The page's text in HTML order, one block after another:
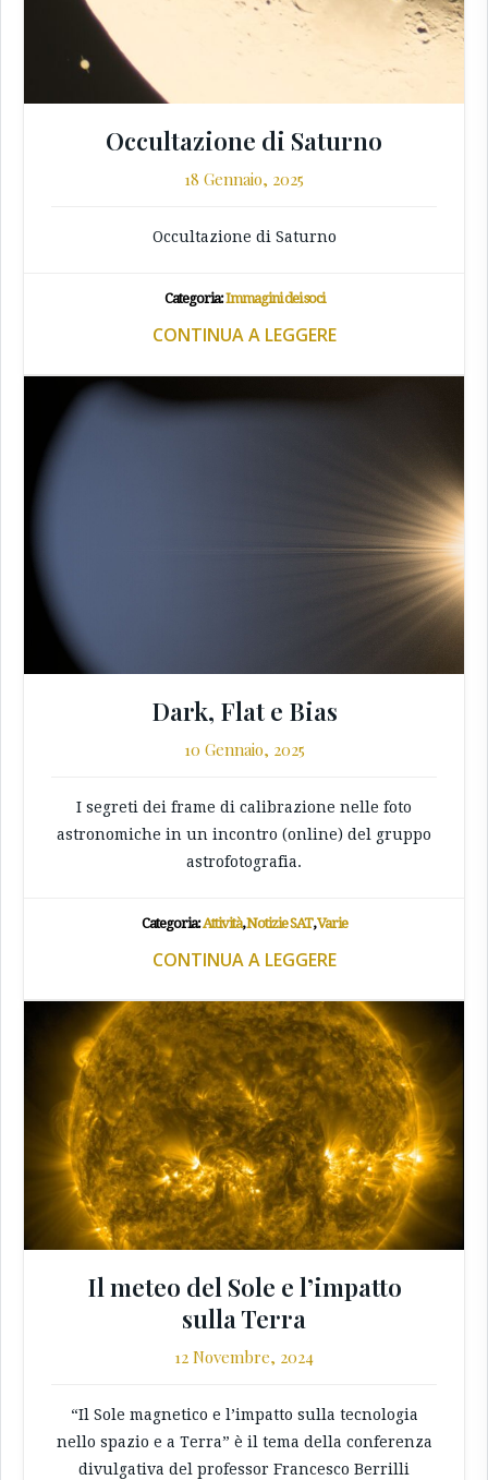
Occultazione di Saturno
18 Gennaio, 2025
Occultazione di Saturno
Categoria:Immagini dei soci
CONTINUA A LEGGERE
Dark, Flat e Bias
10 Gennaio, 2025
I segreti dei frame di calibrazione nelle foto
astronomiche in un incontro (online) del gruppo
astrofotografia.
Categoria:Attività,Notizie SAT,Varie
CONTINUA A LEGGERE
Il meteo del Sole e l’impatto
sulla Terra
12 Novembre, 2024
“Il Sole magnetico e l’impatto sulla tecnologia
nello spazio e a Terra” è il tema della conferenza
divulgativa del professor Francesco Berrilli